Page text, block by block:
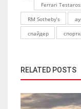
Ferrari
RM Sotheby’s
спайдер
RELATED POSTS